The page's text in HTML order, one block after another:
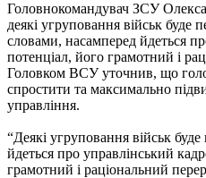
Головнокомандувач ЗСУ
деякі угруповання військ буде
словами, насамперед йдеться
потенціал, його грамотний і
Головком ВСУ уточнив, що
спростити та максимально
управління.
“Деякі угруповання військ
йдеться про управлінський
грамотний і раціональний